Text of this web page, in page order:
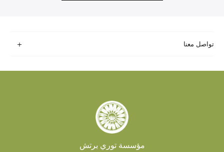
تواصل معنا
مؤسسة توري برتش